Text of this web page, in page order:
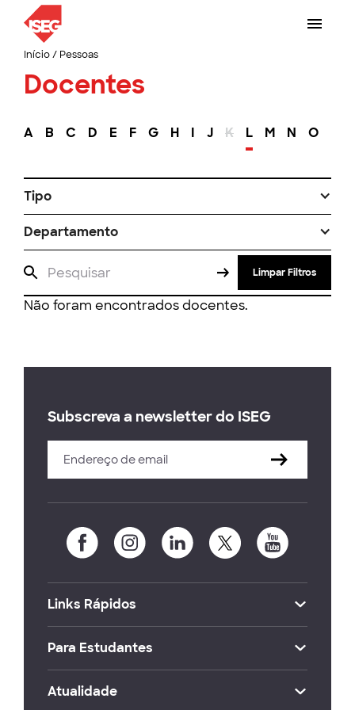
Início/ Pessoas
Docentes
A B C D E F G H I J K L M N O
Tipo
Departamento
Limpar Filtros
Não foram encontrados docentes.
Subscreva a newsletter do ISEG
Links Rápidos
Para Estudantes
Atualidade